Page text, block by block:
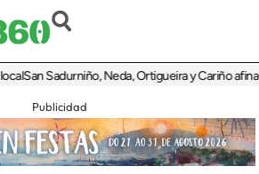
San Sadurniño, Neda, Ortigueira y Cariño afinan
Publicidad